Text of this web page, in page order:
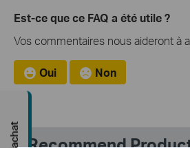
Est-ce que ce FAQ a été utile ?
Vos commentaires nous aideront à
Oui Non